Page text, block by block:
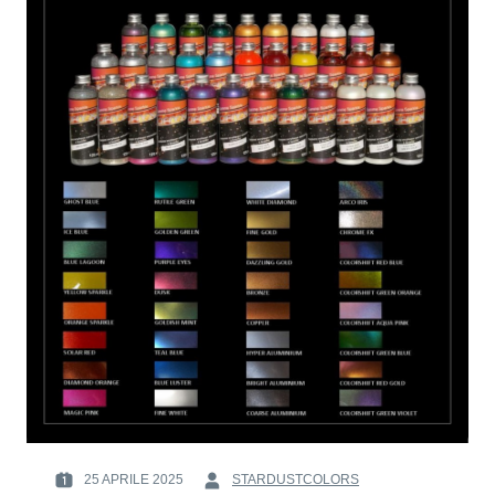
DEI
MODELLI
VOLANTI
RIDOTTI
POSTED
25 APRILE 2025
BY
STARDUSTCOLORS